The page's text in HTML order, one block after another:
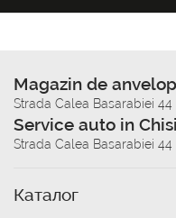
Magazin de
Strada Calea Basarabiei 44
Service auto in
Strada Calea Basarabiei 44
Каталог